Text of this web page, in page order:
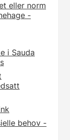
eller norm
-
i Sauda
behov -